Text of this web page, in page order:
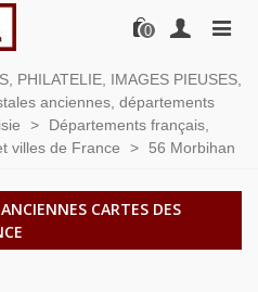
0
PHILATELIE, IMAGES PIEUSES,
anciennes, départements
>
Départements français,
villes de France
> 56 Morbihan
CARTES DES